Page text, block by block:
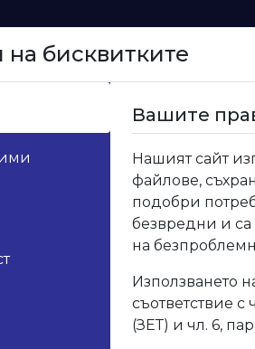
на бисквитките
Вашите
Нашият сайт
файлове,
подобри
безвредни и
на
Използването
съответствие с
(ЗЕТ) и чл. 6,
ПВЦ Дъб аляска